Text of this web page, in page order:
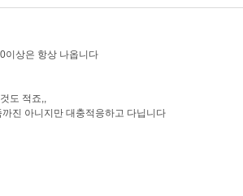
이상은 항상 나옵니다
도 적죠,,
진 아니지만 대충적응하고 다닙니다